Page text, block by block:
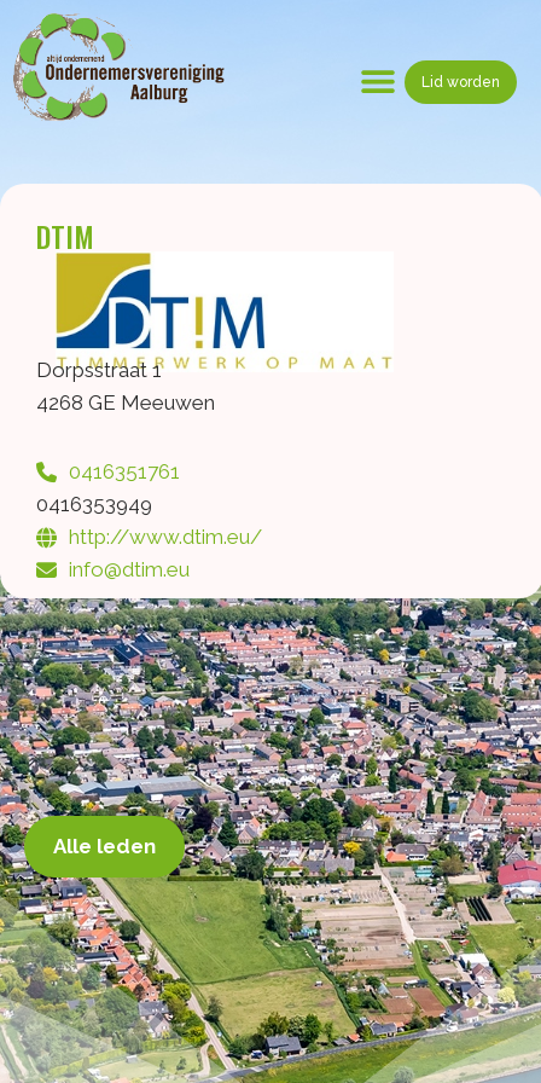
naar
de
inhoud
Lid worden
DTIM
Dorpsstraat 1
4268 GE Meeuwen
0416351761
0416353949
http://www.dtim.eu/
info@dtim.eu
Alle leden